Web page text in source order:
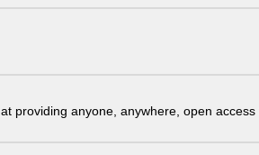
providing anyone, anywhere, open access